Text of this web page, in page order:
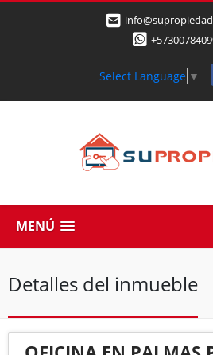
Select Language ▼
MENÚ
Detalles del inmueble